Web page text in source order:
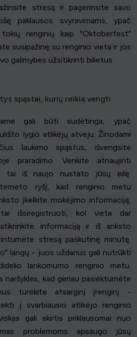
stresą ir pagerinsite savo
paklausos svyravimams, ypač
renginių kaip "Oktoberfest"
susipažinę su renginio vieta ir jos
galimybes užsitikrinti bilietus.
spąstai, kurių reikia vengti
gali būti sudėtinga, ypač
lygio atlikėjų atveju. Žinodami
laukimo spąstus, išvengsite
praradimo. Venkite atnaujinti
- tai iš naujo nustato jūsų eilę.
ryšį, kad renginio metu
įkelkite mokėjimo informaciją,
išsiregistruoti, kol vieta dar
informaciją ir iš anksto
stresą paskutinę minutę.
langų - juos uždarius gali nutrūkti
lankomumo renginio metu.
kad geriau pasiektumėte
turėkite atsarginį įrenginį -
į svarbiausio atlikėjo renginio
gali skirtis priklausomai nuo
problemoms apsaugo jūsų